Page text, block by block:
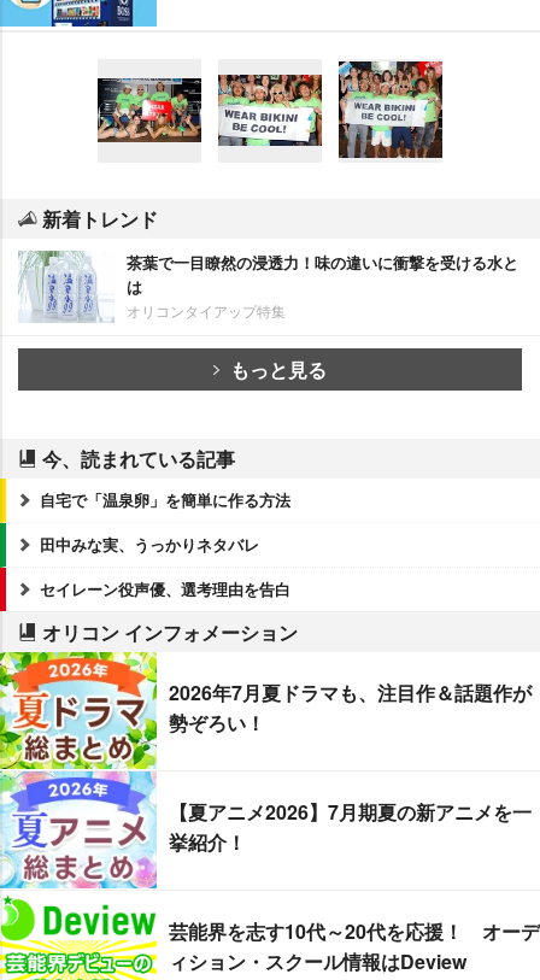
新着トレンド
茶葉で一目瞭然の浸透力！味の違いに衝撃を受ける水と
は
オリコンタイアップ特集
もっと見る
今、読まれている記事
自宅で「温泉卵」を簡単に作る方法
田中みな実、うっかりネタバレ
セイレーン役声優、選考理由を告白
オリコン インフォメーション
2026年7月夏ドラマも、注目作＆話題作が
勢ぞろい！
【夏アニメ2026】7月期夏の新アニメを一
挙紹介！
芸能界を志す10代～20代を応援！ オーデ
ィション・スクール情報はDeview